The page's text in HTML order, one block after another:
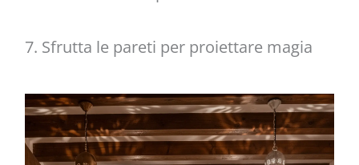
7. Sfrutta le pareti per proiettare magia